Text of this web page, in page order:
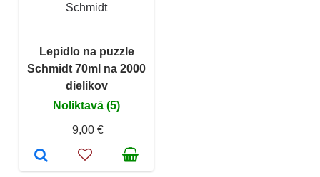
Schmidt
Lepidlo na puzzle
Schmidt 70ml na 2000
dielikov
Noliktavā (5)
9,00 €